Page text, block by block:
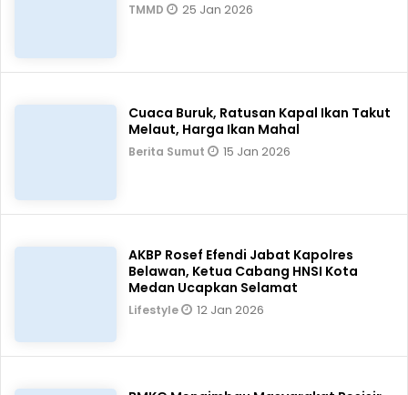
TMMD 25 Jan 2026
Cuaca Buruk, Ratusan Kapal Ikan Takut
Melaut, Harga Ikan Mahal
Berita Sumut 15 Jan 2026
AKBP Rosef Efendi Jabat Kapolres
Belawan, Ketua Cabang HNSI Kota
Medan Ucapkan Selamat
Lifestyle 12 Jan 2026